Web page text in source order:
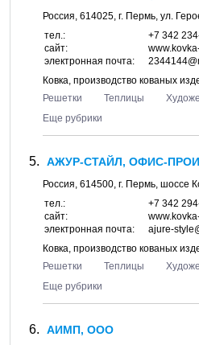
Россия, 614025, г. Пермь, ул.
тел.:
+7 342
сайт:
электронная почта:
Ковка, производство кованых
Решетки
Теплицы
Еще рубрики
АЖУР-СТАЙЛ, ОФИС-
Россия, 614500, г. Пермь, шоссе
тел.:
+7 342
сайт:
электронная почта:
ajure-
Ковка, производство кованых
Решетки
Теплицы
Еще рубрики
АИМП, ООО